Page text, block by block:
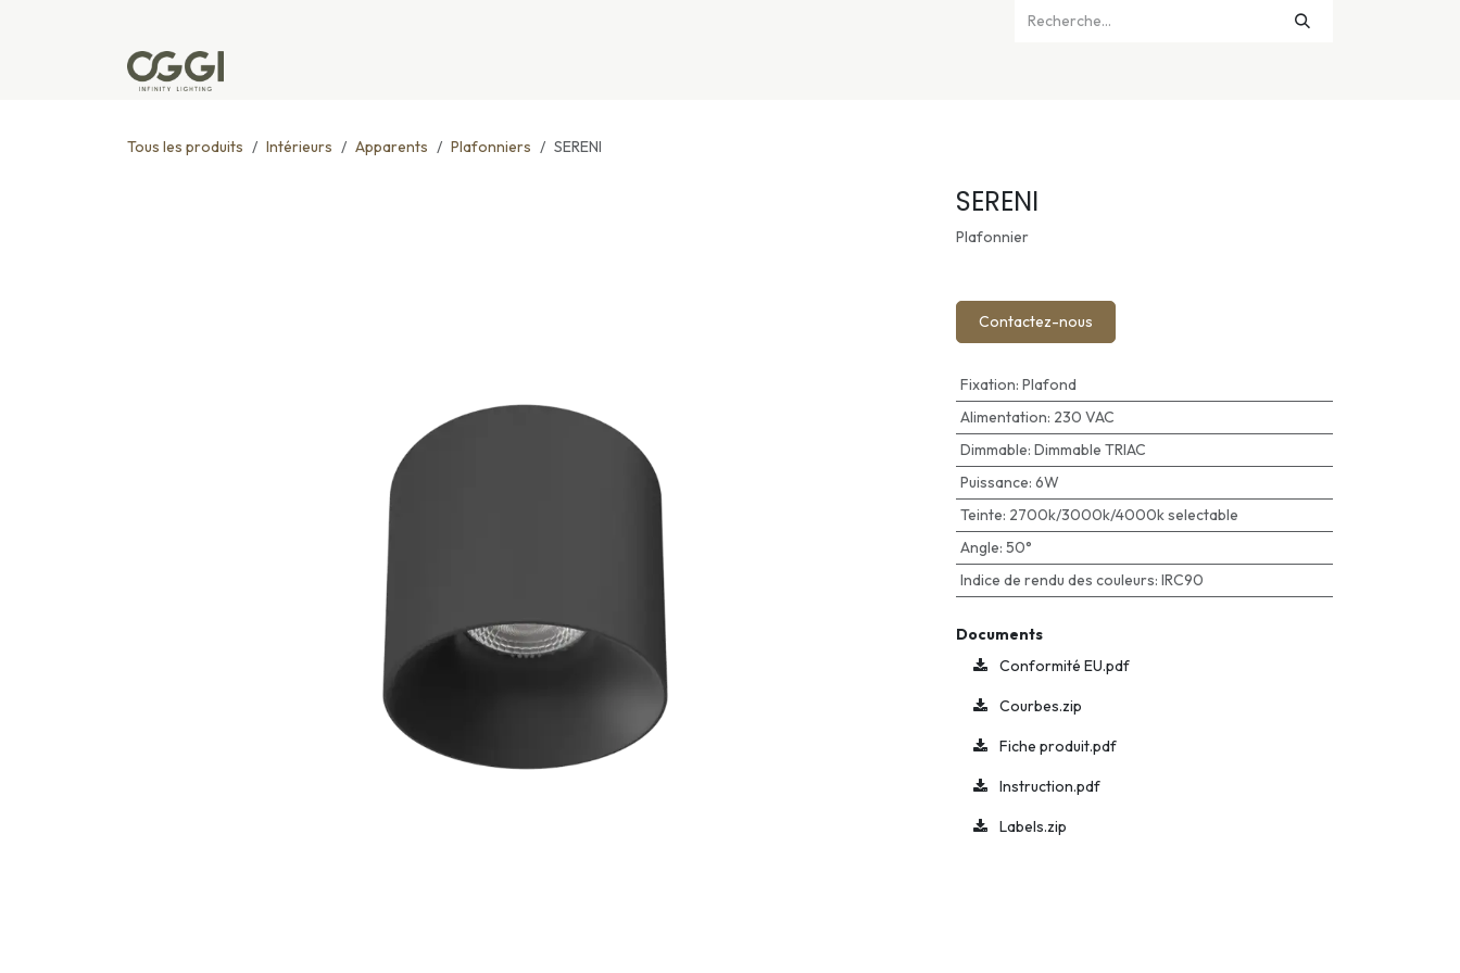
Tous les produits Intérieurs Apparents Plafonniers SERENI
SERENI
Plafonnier
Contactez-nous
Fixation:Plafond
Alimentation: 230 VAC
Dimmable:Dimmable TRIAC
Puissance:6W
Teinte: 2700k/3000k/4000k selectable
Angle:50°
Indice de rendu des couleurs:IRC90
Documents
Conformité EU.pdf
Courbes.zip
Fiche produit.pdf
Instruction.pdf
Labels.zip